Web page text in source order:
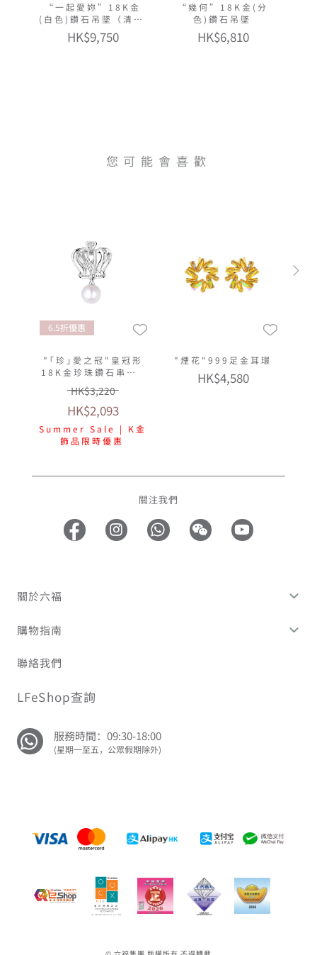
“一起愛妳”18K金
(白色)鑽石吊墜（清新
版）
HK$9,750
“幾何”18K金(分
色)鑽石吊墜
HK$6,810
您可能會喜歡
6.5折優惠
"｢珍｣愛之冠"皇冠形
18K金珍珠鑽石串飾-
多色選擇
HK$3,220
HK$2,093
Summer Sale | K金
飾品限時優惠
"煙花"999足金耳環
HK$4,580
關注我們
關於六福
購物指南
聯絡我們
LFeShop查詢
服務時間：09:30-18:00
(星期一至五，公眾假期除外)